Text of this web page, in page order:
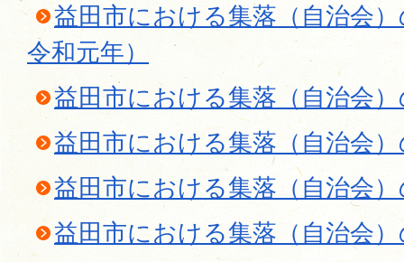
益田市における集落（自治会
令和元年）
益田市における集落（自治会
益田市における集落（自治会
益田市における集落（自治会
益田市における集落（自治会